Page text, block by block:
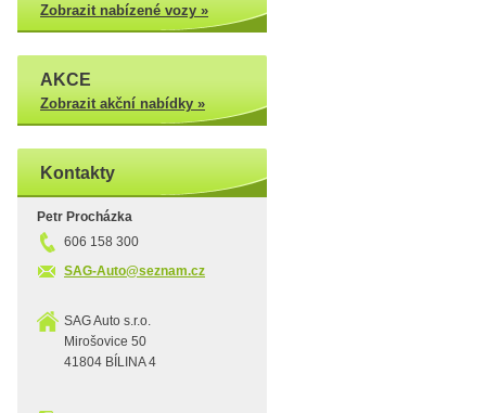
Zobrazit nabízené vozy »
AKCE
Zobrazit akční nabídky »
Kontakty
Petr Procházka
606 158 300
SAG-Auto@seznam.cz
SAG Auto s.r.o.
Mirošovice 50
41804 BÍLINA 4